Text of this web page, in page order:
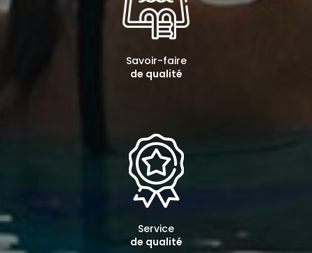
Savoir-faire
de qualité
Service
de qualité